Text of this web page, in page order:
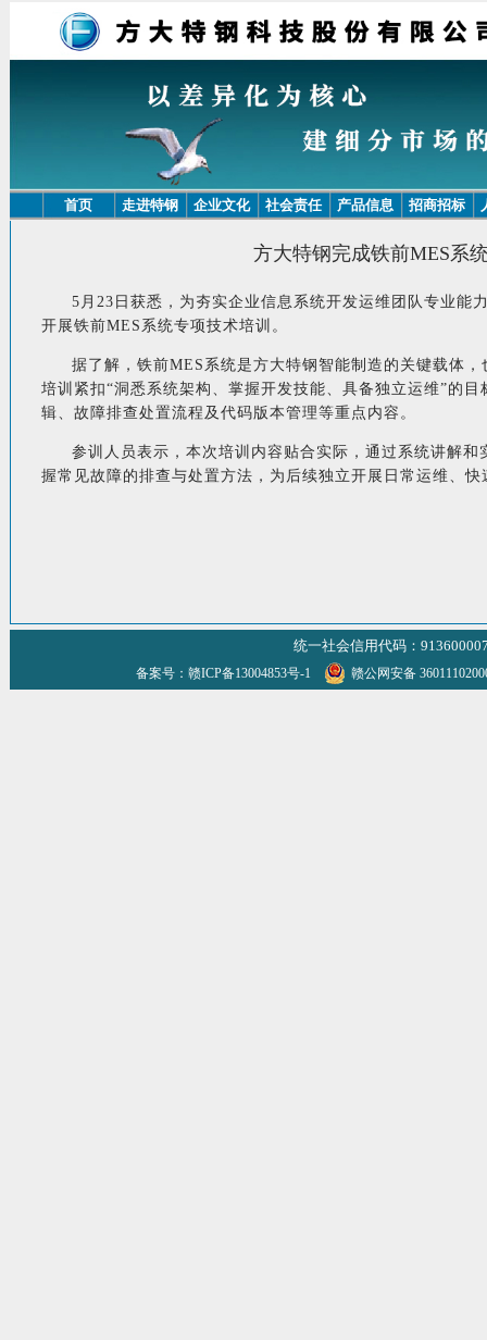
首页 走进特钢 企业文化 社会责任 产品信息 招商招标
方大特钢完成铁前MES系
5月23日获悉，为夯实企业信息系统开发运维团队专业能
开展铁前MES系统专项技术培训。
据了解，铁前MES系统是方大特钢智能制造的关键载体
培训紧扣“洞悉系统架构、掌握开发技能、具备独立运维”的
辑、故障排查处置流程及代码版本管理等重点内容。
参训人员表示，本次培训内容贴合实际，通过系统讲解
握常见故障的排查与处置方法，为后续独立开展日常运维、
统一社会信用代码：
备案号：赣ICP备13004853号-1 赣公网安备